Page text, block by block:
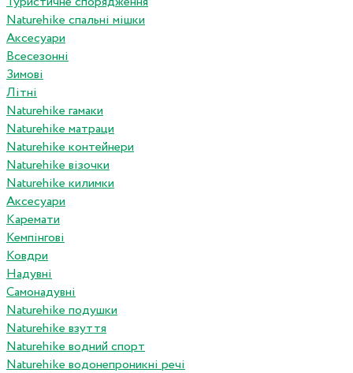
Naturehike спальні мішки
Аксесуари
Всесезонні
Зимові
Літні
Naturehike гамаки
Naturehike матраци
Naturehike контейнери
Naturehike візочки
Naturehike килимки
Аксесуари
Каремати
Кемпінгові
Ковдри
Надувні
Самонадувні
Naturehike подушки
Naturehike взуття
Naturehike водний спорт
Naturehike водонепроникні речі